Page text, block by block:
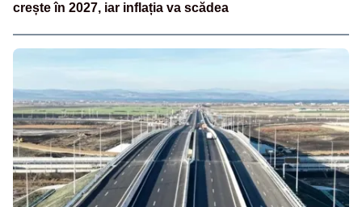
crește în 2027, iar inflația va scădea